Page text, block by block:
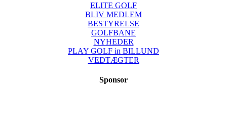
ELITE GOLF
BLIV MEDLEM
BESTYRELSE
GOLFBANE
NYHEDER
PLAY GOLF in BILLUND
VEDTÆGTER
Sponsor